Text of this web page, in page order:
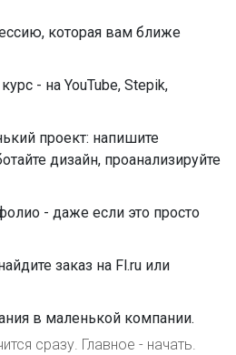
которая вам ближе
- на YouTube, Stepik,
проект: напишите
дизайн, проанализируйте
- даже если это просто
заказ на Fl.ru или
в маленькой компании.
сразу. Главное - начать.